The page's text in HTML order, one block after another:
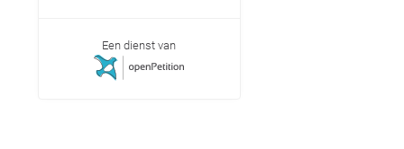
Een dienst van